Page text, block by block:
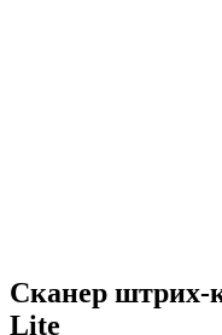
Сканер штрих-
Lite